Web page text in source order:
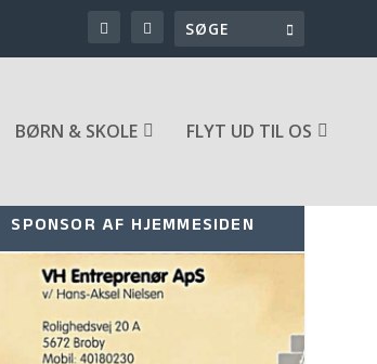
BØRN & SKOLE FLYT UD TIL OS
SPONSOR AF HJEMMESIDEN